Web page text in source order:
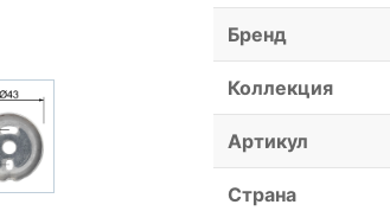
Бренд
Коллекция
Артикул
Страна